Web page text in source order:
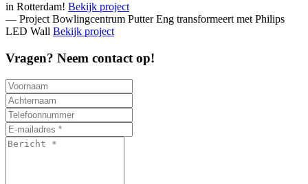
in Rotterdam! Bekijk project
— Project Bowlingcentrum Putter Eng transformeert met Philips
LED Wall Bekijk project
Vragen? Neem contact op!